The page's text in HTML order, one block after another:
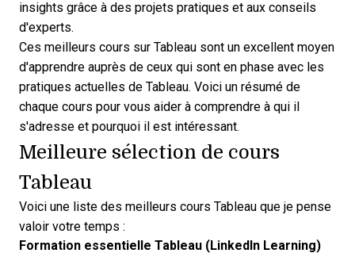
insights grâce à des projets pratiques et aux conseils
d'experts.
Ces meilleurs cours sur Tableau sont un excellent moyen
d'apprendre auprès de ceux qui sont en phase avec les
pratiques actuelles de Tableau. Voici un résumé de
chaque cours pour vous aider à comprendre à qui il
s'adresse et pourquoi il est intéressant.
Meilleure sélection de cours
Tableau
Voici une liste des meilleurs cours Tableau que je pense
valoir votre temps :
Formation essentielle Tableau (LinkedIn Learning)